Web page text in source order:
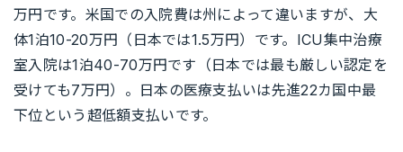
万円です。米国での入院費は州によって違いますが、大
体1泊10-20万円（日本では1.5万円）です。ICU集中治療
室入院は1泊40-70万円です（日本では最も厳しい認定を
受けても7万円）。日本の医療支払いは先進22カ国中最
下位という超低額支払いです。